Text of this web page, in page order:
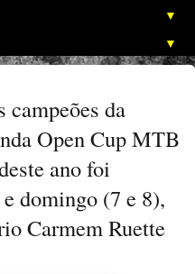
▼
▼
campeões da
Open Cup MTB
ano foi
domingo (7 e 8),
Carmem Ruette